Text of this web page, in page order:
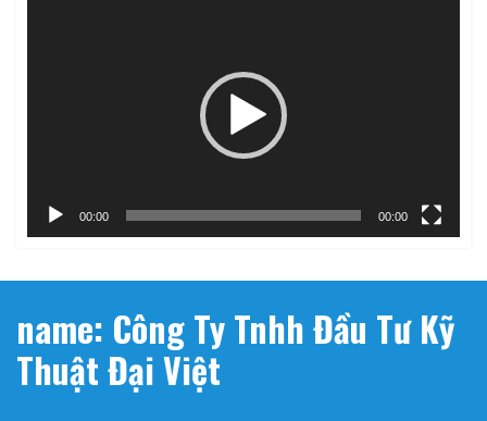
00:00 00:00
name: Công Ty Tnhh Đầu Tư Kỹ
Thuật Đại Việt